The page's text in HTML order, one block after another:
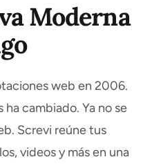
Moderna
web en 2006.
ha cambiado. Ya no se
Screvi reúne tus
videos y más en una